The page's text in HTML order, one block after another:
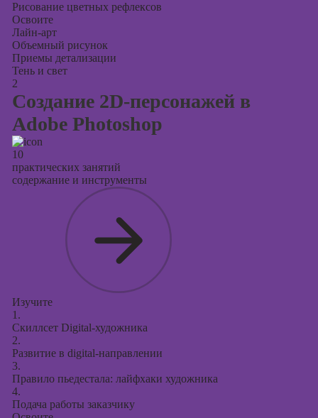
Рисование цветных рефлексов
Освоите
Лайн-арт
Объемный рисунок
Приемы детализации
Тень и свет
2
Создание 2D-персонажей в
Adobe Photoshop
10
практических занятий
содержание и инструменты
Изучите
1.
Скиллсет Digital-художника
2.
Развитие в digital-направлении
3.
Правило пьедестала: лайфхаки художника
4.
Подача работы заказчику